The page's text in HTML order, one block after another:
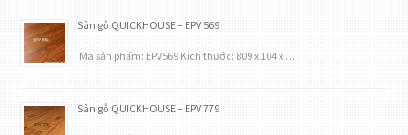
Sàn gỗ QUICKHOUSE – EPV 569
Mã sản phẩm: EPV569 Kích thước: 809 x 104 x …
Sàn gỗ QUICKHOUSE – EPV 779